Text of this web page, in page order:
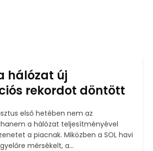
hálózat új
rekordot döntött
első hetében nem az
a hálózat teljesítményével
Miközben a SOL havi
mérsékelt, a...